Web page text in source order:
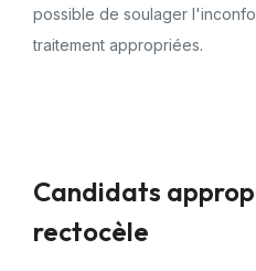
possible de soulager
traitement appropriées.
Candidats
rectocèle